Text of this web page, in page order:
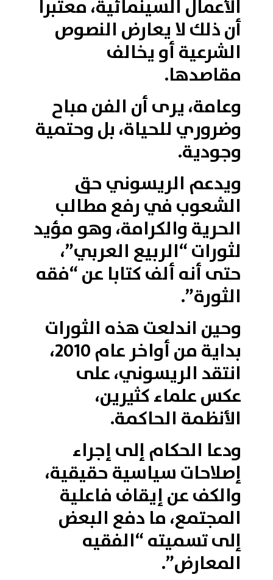
الأعمال السينمائية، معتبرا
أن ذلك لا يعارض النصوص
الشرعية أو يخالف
مقاصدها.
وعامة، يرى أن الفن مباح
وضروري للحياة، بل وحتمية
وجودية.
ويدعم الريسوني حق
الشعوب في رفع مطالب
الحرية والكرامة، وهو مؤيد
لثورات “الربيع العربي”،
حتى أنه ألف كتابا عن “فقه
الثورة”.
وحين اندلعت هذه الثورات
بداية من أواخر عام 2010،
انتقد الريسوني، على
عكس علماء كثيرين،
الأنظمة الحاكمة.
ودعا الحكام إلى إجراء
إصلاحات سياسية حقيقية،
والكف عن إيقاف فاعلية
المجتمع، ما دفع البعض
إلى تسميته “الفقيه
المعارض”.